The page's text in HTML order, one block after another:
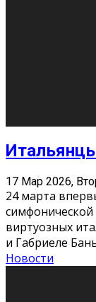
Открывая
3 Мар 2026,
Студенческие
сформировать
книги, которые
Правильная